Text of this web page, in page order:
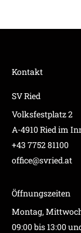
Kontakt
SV Ried
Volksfestplatz 2
A-4910 Ried im
+43 7752 81100
office@svried.at
Öffnungszeiten
Montag,
09:00 bis 13:00